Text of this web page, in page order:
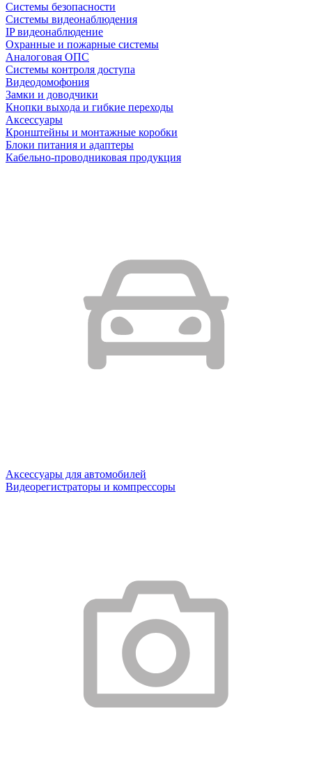
Системы безопасности
Системы видеонаблюдения
IP видеонаблюдение
Охранные и пожарные системы
Аналоговая ОПС
Системы контроля доступа
Видеодомофония
Замки и доводчики
Кнопки выхода и гибкие переходы
Аксессуары
Кронштейны и монтажные коробки
Блоки питания и адаптеры
Кабельно-проводниковая продукция
Аксессуары для автомобилей
Видеорегистраторы и компрессоры